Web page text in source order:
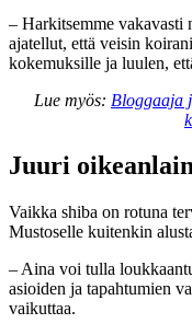
– Harkitsemme vakavasti
ajatellut, että veisin
kokemuksille ja luulen,
Lue myös: Bloggaaja
Juuri
Vaikka shiba on rotuna
Mustoselle kuitenkin
– Aina voi tulla
asioiden ja tapahtumien
vaikuttaa.